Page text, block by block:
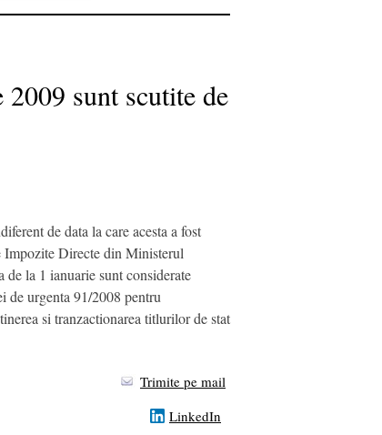
sunt scutite de
de data la care acesta a fost
Impozite Directe din Ministerul
la 1 ianuarie sunt considerate
de urgenta 91/2008 pentru
si tranzactionarea titlurilor de stat
Trimite pe mail
LinkedIn